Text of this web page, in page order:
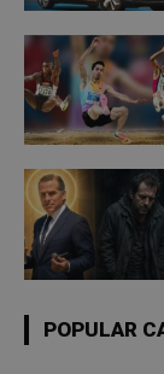
POPULAR